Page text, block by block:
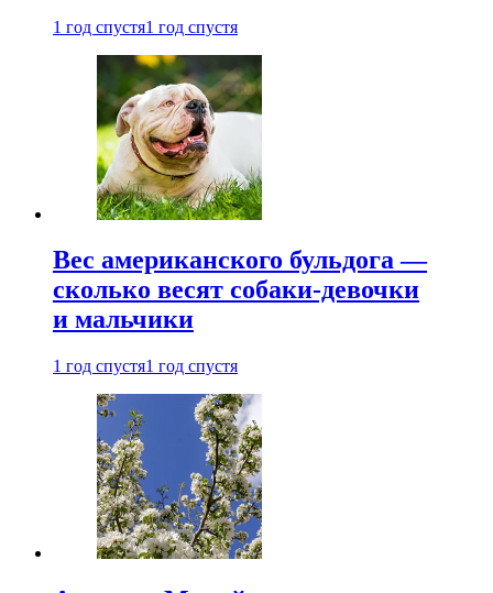
1 год спустя1 год спустя
Вес американского бульдога —
сколько весят собаки-девочки
и мальчики
1 год спустя1 год спустя